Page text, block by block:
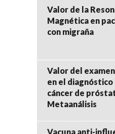
Valor de la
Magnética en
con migraña
Valor del
en el diagnóstico
cáncer de
Metaanálisis
Vacuna anti-